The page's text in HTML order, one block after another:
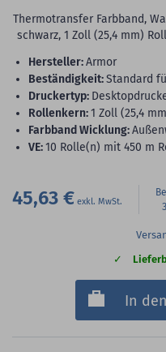
Thermotransfer Farbband,
schwarz, 1 Zoll (25,4 mm)
Hersteller:Armor
Beständigkeit:Standard
Druckertyp:
Rollenkern:1 Zoll (25,4
Farbband Wicklung:
VE:10 Rolle(n) mit 450 m
45,63 €
In